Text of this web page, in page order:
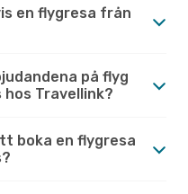
en flygresa från
på flyg
Travellink?
boka en flygresa